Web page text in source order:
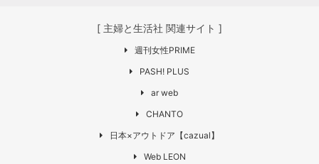
[ 主婦と生活社 関連サイト ]
週刊女性PRIME
PASH! PLUS
ar web
CHANTO
日本×アウトドア【cazual】
Web LEON